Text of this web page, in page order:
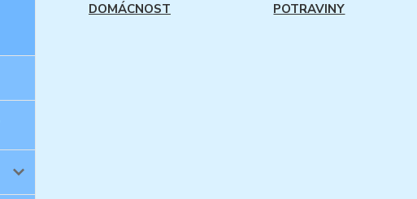
DOMÁCNOST
POTRAVINY